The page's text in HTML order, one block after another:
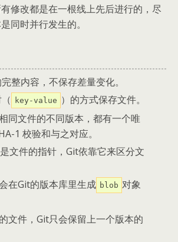
修改都是在一根线上先后进行的，尽
同时并行发生的。
整内容，不保存差量变化。
key-value ）的方式保存文件。
同文件的不同版本，都有一个唯
1 校验和与之对应。
文件的指针，Git依靠它来区分文
在Git的版本库里生成 blob 对象
文件，Git只会保留上一个版本的